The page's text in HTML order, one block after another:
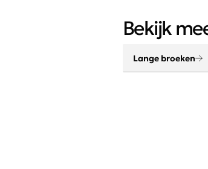
Bekijk
Lange broeken